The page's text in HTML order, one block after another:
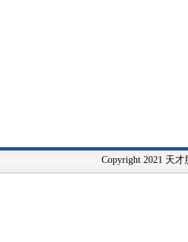
Copyright 2021 天